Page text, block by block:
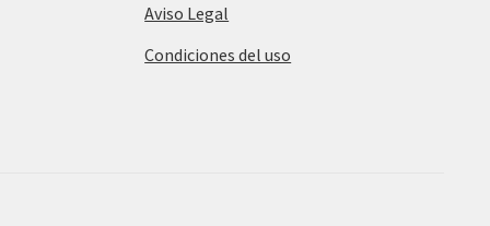
Aviso Legal
Condiciones del uso